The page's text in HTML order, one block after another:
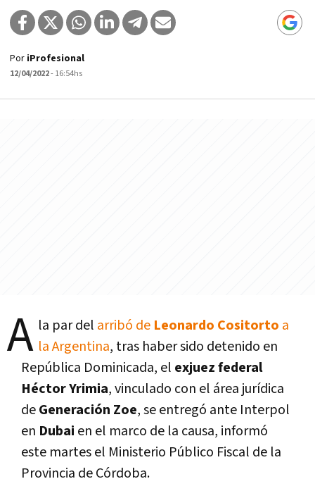
Por iProfesional
12/04/2022- 16:54hs
A la par del arribó de Leonardo Cositorto a
la Argentina, tras haber sido detenido en
República Dominicada, el exjuez federal
Héctor Yrimia, vinculado con el área jurídica
deGeneración Zoe, se entregó ante Interpol
en Dubai en el marco de la causa, informó
este martes el Ministerio Público Fiscal de la
Provincia de Córdoba.